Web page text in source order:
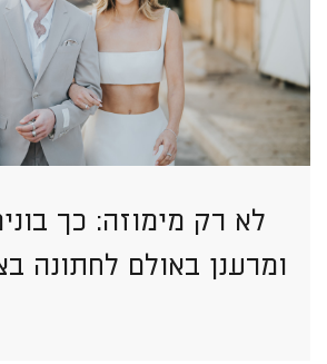
לא רק מימוזה: כך
ומרענן באולם לחתונה